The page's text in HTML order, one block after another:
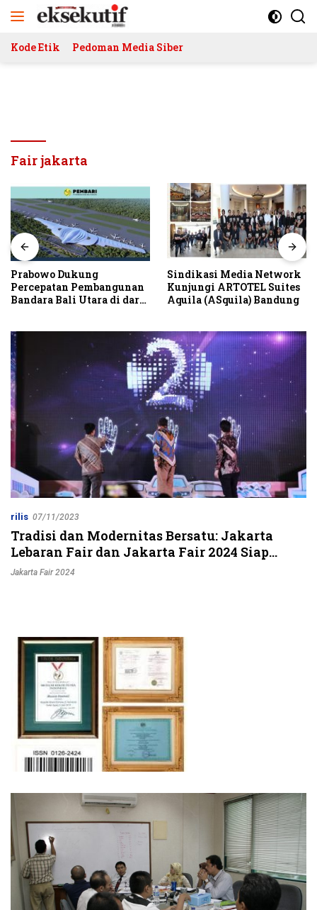
Kode Etik Pedoman Media Siber
Fair jakarta
Prabowo Dukung
Percepatan Pembangunan
Bandara Bali Utara di darat
Sindikasi Media Network
Kunjungi ARTOTEL Suites
Aquila (ASquila) Bandung
rilis 07/11/2023
Tradisi dan Modernitas Bersatu: Jakarta
Lebaran Fair dan Jakarta Fair 2024 Siap
Guncang Ibukota
Jakarta Fair 2024